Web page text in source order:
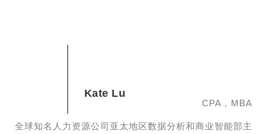
Kate Lu
CPA，MBA
全球知名人力资源公司亚太地区数据分析和商业智能部主